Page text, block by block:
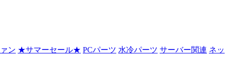
ン ★サマーセール★ PCパーツ 水冷パーツ サーバー関連 ネッ